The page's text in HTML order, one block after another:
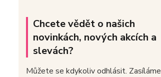
Chcete vědět o našich
novinkách, nových akcích a
slevách?
Můžete se kdykoliv odhlásit. Zasíláme